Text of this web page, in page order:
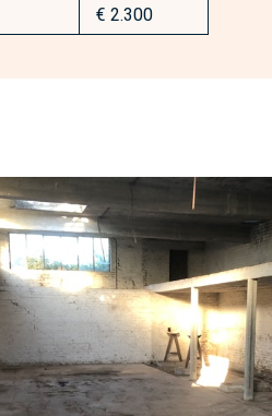
€ 2.300